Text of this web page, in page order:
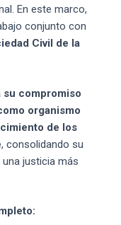
En este marco,
conjunto con
Civil de la
su compromiso
organismo
de los
, consolidando su
justicia más